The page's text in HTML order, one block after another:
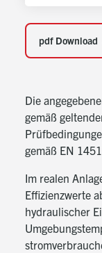
Sensorische
des
Hohe
Geringe
Leichte
Hinweis:
Innerhalb des
pdf Download
Die
gemäß
gemäß EN
Im realen
Effizienzwerte
hydraulischer